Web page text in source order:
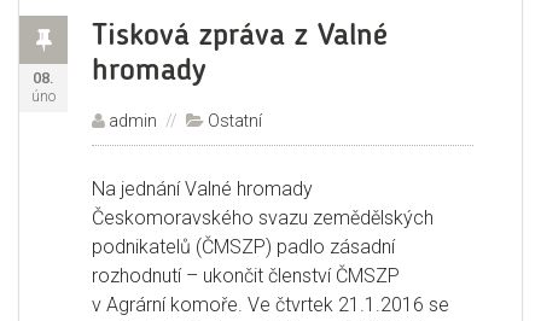
Tisková zpráva z Valné
hromady
Příspěvek
Publikováno:
08.
úno
Autor:
admin Rubriky:
Ostatní
Na jednání Valné hromady
Českomoravského svazu zemědělských
podnikatelů (ČMSZP) padlo zásadní
rozhodnutí – ukončit členství ČMSZP
v Agrární komoře. Ve čtvrtek 21.1.2016 se